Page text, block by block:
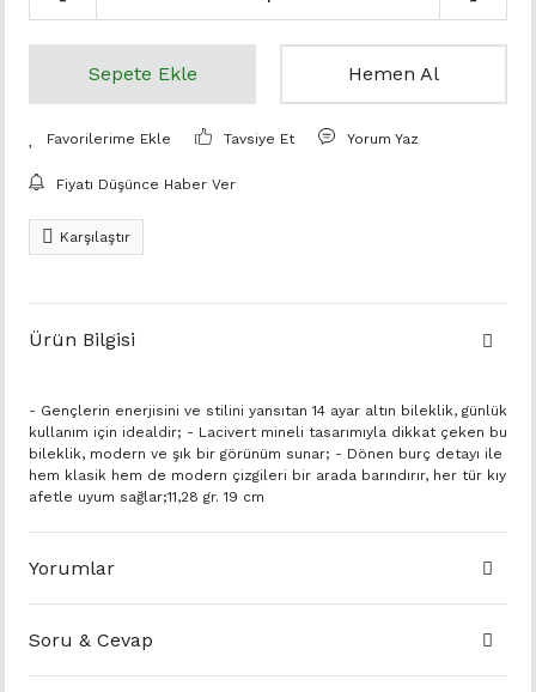
Sepete Ekle Hemen Al
Tavsiye Et Yorum Yaz
Fiyatı Düşünce Haber Ver
Karşılaştır
Ürün Bilgisi
- Gençlerin enerjisini ve stilini yansıtan 14 ayar altın bileklik, günlük
kullanım için idealdir; - Lacivert mineli tasarımıyla dikkat çeken bu
bileklik, modern ve şık bir görünüm sunar; - Dönen burç detayı ile
hem klasik hem de modern çizgileri bir arada barındırır, her tür kıy
afetle uyum sağlar;11,28 gr. 19 cm
Yorumlar
Soru & Cevap